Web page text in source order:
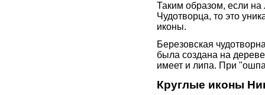
Таким образом, если
Чудотворца, то это
иконы.
Березовская
была создана на
имеет и липа. При
Круглые иконы